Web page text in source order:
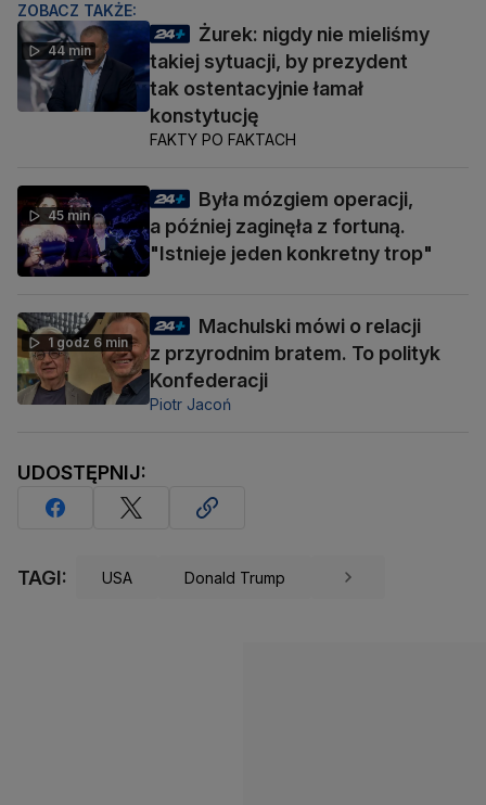
ZOBACZ TAKŻE:
44 min
Żurek: nigdy nie mieliśmy
takiej sytuacji, by prezydent
tak ostentacyjnie łamał
konstytucję
FAKTY PO FAKTACH
45 min
Była mózgiem operacji,
a później zaginęła z fortuną.
"Istnieje jeden konkretny trop"
1 godz 6 min
Machulski mówi o relacji
z przyrodnim bratem. To polityk
Konfederacji
Piotr Jacoń
UDOSTĘPNIJ:
TAGI: USA Donald Trump